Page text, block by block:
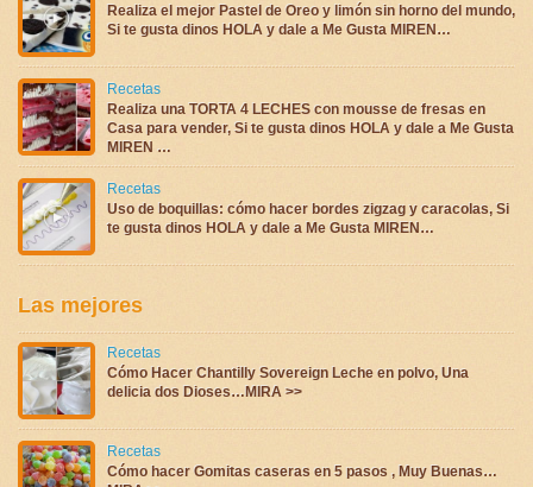
Realiza el mejor Pastel de Oreo y limón sin horno del mundo,
Si te gusta dinos HOLA y dale a Me Gusta MIREN…
Recetas
Realiza una TORTA 4 LECHES con mousse de fresas en
Casa para vender, Si te gusta dinos HOLA y dale a Me Gusta
MIREN …
Recetas
Uso de boquillas: cómo hacer bordes zigzag y caracolas, Si
te gusta dinos HOLA y dale a Me Gusta MIREN…
Las mejores
Recetas
Cómo Hacer Chantilly Sovereign Leche en polvo, Una
delicia dos Dioses…MIRA >>
Recetas
Cómo hacer Gomitas caseras en 5 pasos , Muy Buenas…